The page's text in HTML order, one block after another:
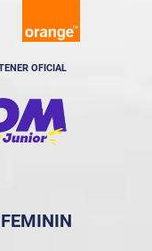
OFICIAL